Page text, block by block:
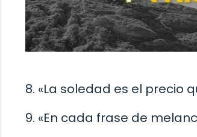
8. «La soledad es el precio
9. «En cada frase de